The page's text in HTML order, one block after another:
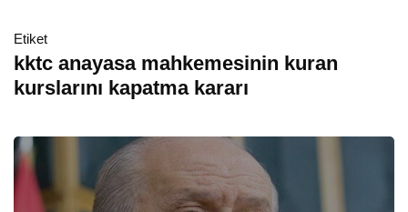
Etiket
kktc anayasa mahkemesinin kuran
kurslarını kapatma kararı